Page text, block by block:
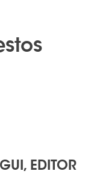
EDITOR